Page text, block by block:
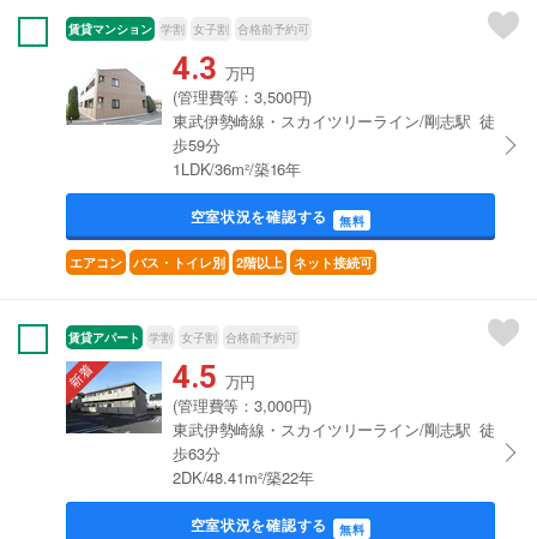
賃貸マンション 学割 女子割 合格前予約可
4.3 万円
(管理費等：3,500円)
東武伊勢崎線・スカイツリーライン/剛志駅 徒
歩59分
1LDK/36m²/築16年
空室状況を確認する 無料
エアコン バス・トイレ別 2階以上 ネット接続可
賃貸アパート 学割 女子割 合格前予約可
4.5 万円
(管理費等：3,000円)
東武伊勢崎線・スカイツリーライン/剛志駅 徒
歩63分
2DK/48.41m²/築22年
空室状況を確認する 無料